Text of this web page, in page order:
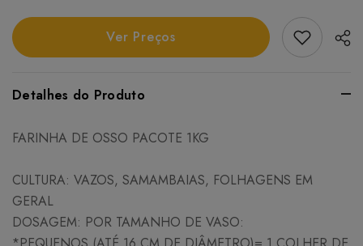
Ver Preços Add
Detalhes do Produto
FARINHA DE OSSO PACOTE 1KG
CULTURA: VAZOS, SAMAMBAIAS, FOLHAGENS EM
GERAL
DOSAGEM: POR TAMANHO DE VASO: